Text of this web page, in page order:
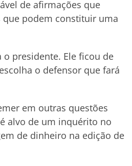
de afirmações que
podem constituir uma
o presidente. Ele ficou de
o defensor que fará
em outras questões
alvo de um inquérito no
de dinheiro na edição de